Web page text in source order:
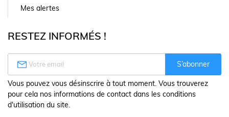
Mes alertes
RESTEZ INFORMÉS !
 S’abonner
Vous pouvez vous désinscrire à tout moment. Vous trouverez
pour cela nos informations de contact dans les conditions
d'utilisation du site.